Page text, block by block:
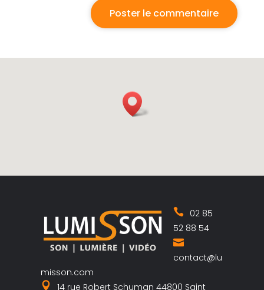
02 85
52 88 54
contact@lu
misson.com
14 rue Robert Schuman 44800 Saint